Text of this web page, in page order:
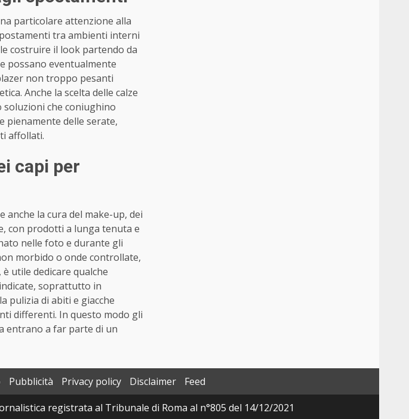
particolare attenzione alla
tra ambienti interni
costruire il look partendo da
possano eventualmente
non troppo pesanti
Anche la scelta delle calze
soluzioni che coniughino
pienamente delle serate,
affollati.
capi per
la cura del make-up, dei
con prodotti a lunga tenuta e
nelle foto e durante gli
morbido o onde controllate,
utile dedicare qualche
soprattutto in
pulizia di abiti e giacche
differenti. In questo modo gli
entrano a far parte di un
Pubblicità Privacy policy Disclaimer
Feed
registrata al Tribunale di Roma al n°805 del 14/12/2021